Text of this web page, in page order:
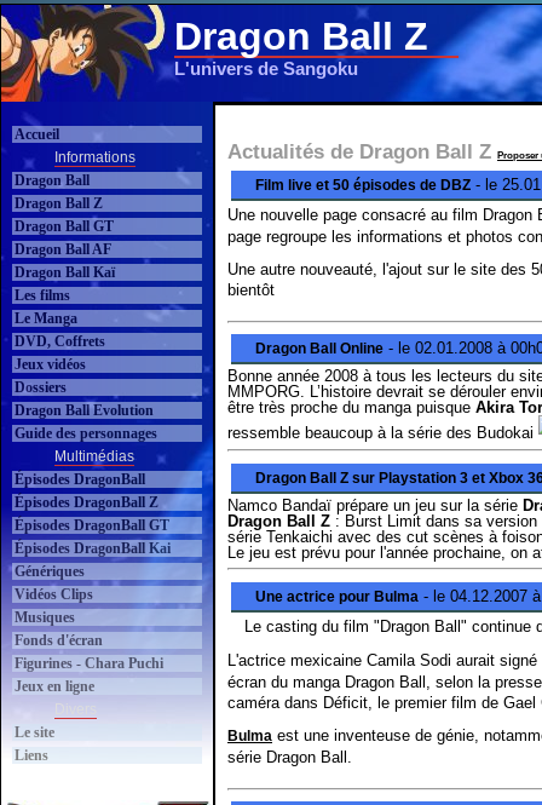
Dragon Ball Z
L'univers de Sangoku
Accueil
Informations
Dragon Ball
Dragon Ball Z
Dragon Ball GT
Dragon Ball AF
Dragon Ball Kaï
Les films
Le Manga
DVD, Coffrets
Jeux vidéos
Dossiers
Dragon Ball Evolution
Guide des personnages
Multimédias
Épisodes DragonBall
Épisodes DragonBall Z
Épisodes DragonBall GT
Épisodes DragonBall Kai
Génériques
Vidéos Clips
Musiques
Fonds d'écran
Figurines - Chara Puchi
Jeux en ligne
Le site
Liens
Actualités de Dragon Ball Z Proposer
Film live et 50 épisodes de DBZ - le
Une nouvelle page consacré au film
page regroupe les informations et photos
Une autre nouveauté, l'ajout sur le site des
bientôt
Dragon Ball Online - le 02.01.2008 à
Bonne année 2008 à tous les lecteurs du
MMPORG. L’histoire devrait se dérouler
être très proche du manga puisque Akira
ressemble beaucoup à la série des Budokai
Dragon Ball Z sur Playstation 3 et Xbox
Namco Bandaï prépare un jeu sur la série
Dragon Ball Z : Burst Limit dans sa
série Tenkaichi avec des cut scènes à
Le jeu est prévu pour l'année prochaine, on
Une actrice pour Bulma - le 04.12.2007
Le casting du film "Dragon Ball"
L'actrice mexicaine Camila Sodi aurait
écran du manga Dragon Ball, selon la
caméra dans Déficit, le premier film de Gael
Bulma est une inventeuse de génie,
série Dragon Ball.